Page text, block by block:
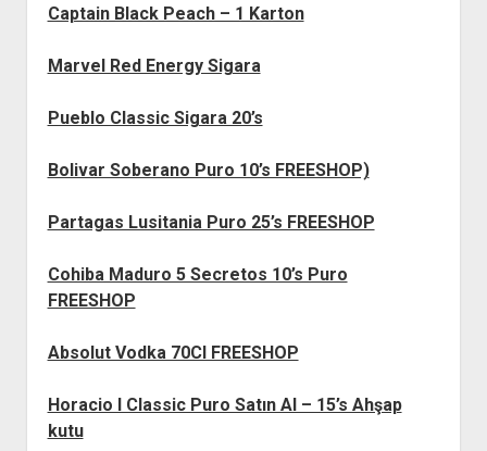
Captain Black Peach – 1 Karton
Marvel Red Energy Sigara
Pueblo Classic Sigara 20’s
Bolivar Soberano Puro 10’s FREESHOP)
Partagas Lusitania Puro 25’s FREESHOP
Cohiba Maduro 5 Secretos 10’s Puro
FREESHOP
Absolut Vodka 70Cl FREESHOP
Horacio I Classic Puro Satın Al – 15’s Ahşap
kutu